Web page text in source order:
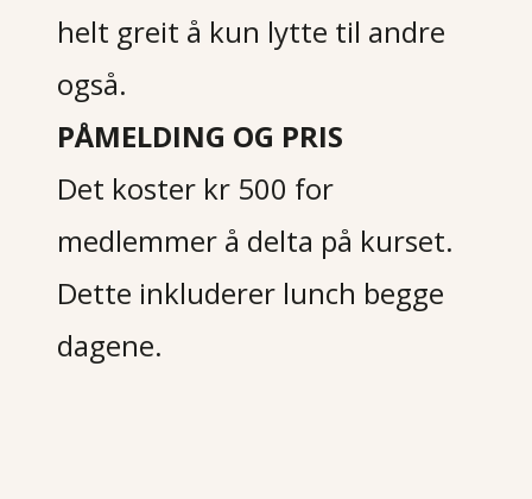
helt greit å kun lytte til andre
også.
PÅMELDING OG PRIS
Det koster kr 500 for
medlemmer å delta på kurset.
Dette inkluderer lunch begge
dagene.